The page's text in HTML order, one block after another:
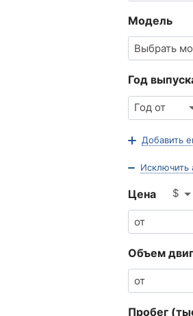
Модель
Выбрать
Год
Год от
Добавить
Исключить
Цена $
Объем
Пробег